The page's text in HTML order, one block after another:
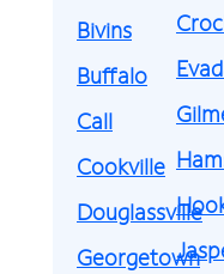
Bivins
Buffalo
Call
Cookville
Douglassville
Georgetown